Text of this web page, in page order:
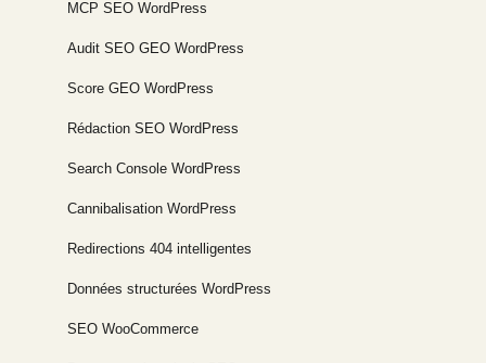
MCP SEO WordPress
Audit SEO GEO WordPress
Score GEO WordPress
Rédaction SEO WordPress
Search Console WordPress
Cannibalisation WordPress
Redirections 404 intelligentes
Données structurées WordPress
SEO WooCommerce